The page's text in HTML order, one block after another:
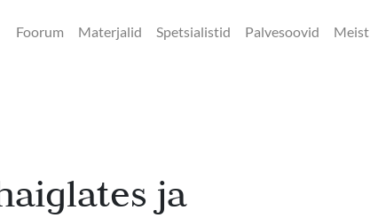
Foorum Materjalid Spetsialistid Palvesoovid Meist
ja